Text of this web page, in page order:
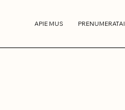
APIE MUS PRENUMERATAI